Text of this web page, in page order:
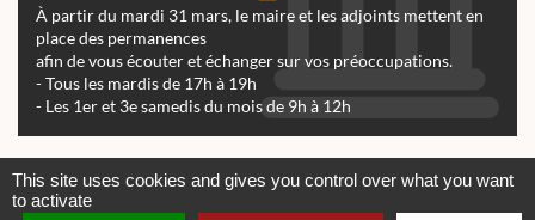
À partir du mardi 31 mars, le maire et les adjoints mettent en
place des permanences
afin de vous écouter et échanger sur vos préoccupations.
- Tous les mardis de 17h à 19h
- Les 1er et 3e samedis du mois de 9h à 12h
Contactez-nous
Mentions légales
This site uses cookies and gives you control over what you want
to activate